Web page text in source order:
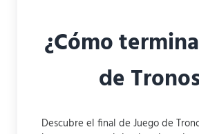
¿Cómo
de
Descubre el final de Juego de